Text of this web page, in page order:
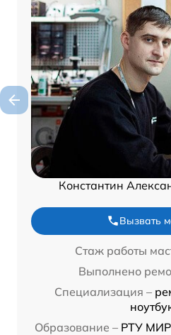
Константин
Вызвать
Стаж работы
Выполнено
Специализация –
Образование – РТУ